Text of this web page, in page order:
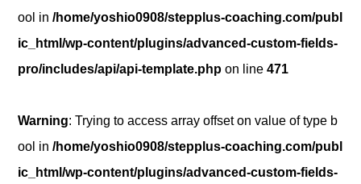
ool in/home/yoshio0908/stepplus-coaching.com/publ
ic_html/wp-content/plugins/advanced-custom-fields-
pro/includes/api/api-template.php on line471
Warning: Trying to access array offset on value of type b
ool in/home/yoshio0908/stepplus-coaching.com/publ
ic_html/wp-content/plugins/advanced-custom-fields-